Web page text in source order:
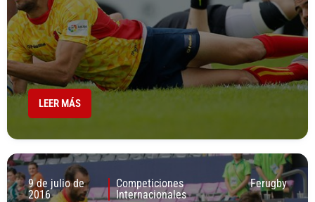
LEER MÁS
9 de julio de
2016
Competiciones
Internacionales
Ferugby